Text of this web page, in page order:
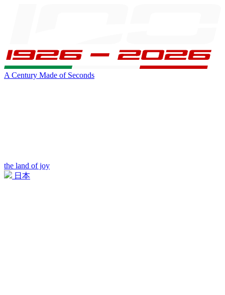
A Century Made of Seconds
the land of joy
日本